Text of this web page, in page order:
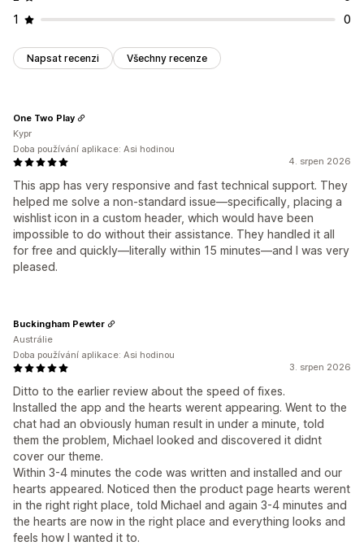
1
0
Napsat recenzi Všechny recenze
4. srpen 2026
This app has very responsive and fast technical support. They
helped me solve a non-standard issue—specifically, placing a
wishlist icon in a custom header, which would have been
impossible to do without their assistance. They handled it all
for free and quickly—literally within 15 minutes—and I was very
pleased.
One Two Play
Kypr
Doba používání aplikace: Asi hodinou
3. srpen 2026
Ditto to the earlier review about the speed of fixes.
Installed the app and the hearts werent appearing. Went to the
chat had an obviously human result in under a minute, told
them the problem, Michael looked and discovered it didnt
cover our theme.
Within 3-4 minutes the code was written and installed and our
hearts appeared. Noticed then the product page hearts werent
in the right right place, told Michael and again 3-4 minutes and
the hearts are now in the right place and everything looks and
feels how I wanted it to.
Buckingham Pewter
Austrálie
Doba používání aplikace: Asi hodinou